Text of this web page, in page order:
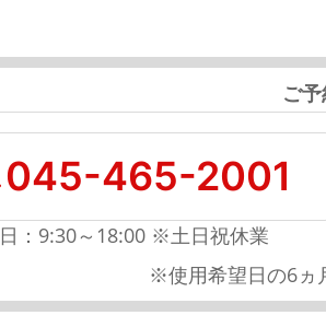
ご
045-465-2001
：9:30～18:00 ※土日祝休業
※使用希望日の6ヵ